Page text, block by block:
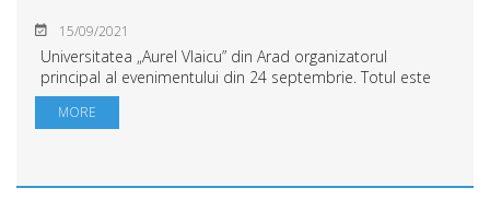
15/09/2021
Universitatea „Aurel Vlaicu” din Arad organizatorul
principal al evenimentului din 24 septembrie. Totul este
pregătit pentru 24 septembrie, dată în care, în peste 20
de orașe din România, cercetători...
MORE